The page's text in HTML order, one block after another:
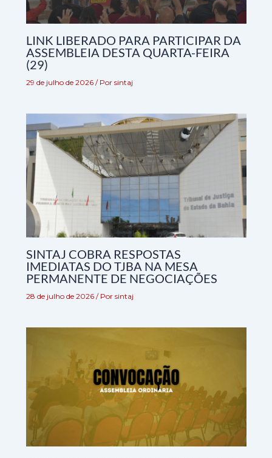
LINK LIBERADO PARA PARTICIPAR DA
ASSEMBLEIA DESTA QUARTA-FEIRA
(29)
29 de julho de 2026 / Por sintaj
SINTAJ COBRA RESPOSTAS
IMEDIATAS DO TJBA NA MESA
PERMANENTE DE NEGOCIAÇÕES
28 de julho de 2026 / Por sintaj